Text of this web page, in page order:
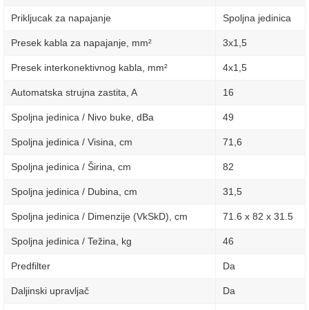
Prikljucak za napajanje Spoljna jedinica
Presek kabla za napajanje, mm² 3х1,5
Presek interkonektivnog kabla, mm² 4х1,5
Automatska strujna zastita, A 16
Spoljna jedinica / Nivo buke, dBa 49
Spoljna jedinica / Visina, сm 71,6
Spoljna jedinica / Širina, сm 82
Spoljna jedinica / Dubina, сm 31,5
Spoljna jedinica / Dimenzije (VkSkD), сm 71.6 x 82 x 31.5
Spoljna jedinica / Težina, kg 46
Predfilter Da
Daljinski upravljač Da